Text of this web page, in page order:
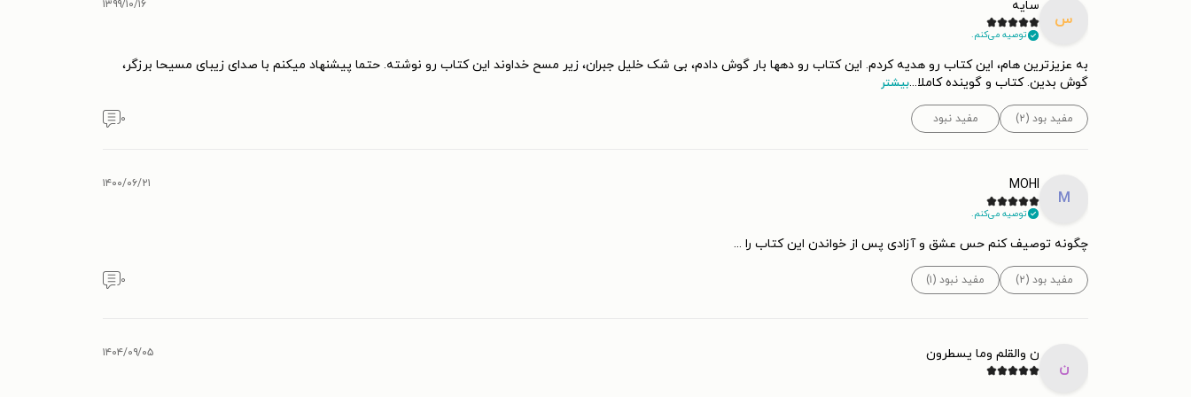
سایر آثار او پس از مرگش انتشار یافتند.
جبران خلیل جبران در ۱۰ آوریل ۱۹۳۱ در چهل‌وهشت سالگی بر اثر سیروز کبدی و سل در نیویورک درگذشت.
س
سايه
توصیه می‌کنم.
۱۳۹۹/۱۰/۱۶
به عزیزترین هام، این کتاب رو هدیه کردم. این کتاب رو دهها بار گوش دادم، بی شک خلیل جبران، زیر مسح خداوند این کتاب رو نوشته. حتما پیشنهاد میکنم با صدای زیبای مسیحا برزگر،
گوش بدین. کتاب و گوینده کاملا...بیشتر
مفید بود (۲) مفید نبود ۰
M
MOHI
توصیه می‌کنم.
۱۴۰۰/۰۶/۲۱
چگونه توصیف کنم حس عشق و آزادی پس از خواندن این کتاب را ...
مفید بود (۲) مفید نبود (۱) ۰
ن
ن والقلم وما یسطرون ۱۴۰۴/۰۹/۰۵